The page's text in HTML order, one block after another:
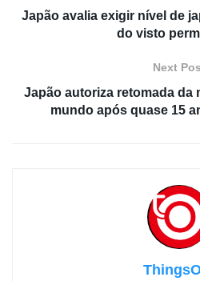
Japão avalia exigir nível de
do visto
Next
Japão autoriza retomada da
mundo após quase 15